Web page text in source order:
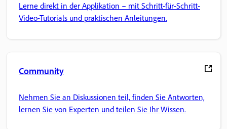
Lerne direkt in der Applikation – mit Schritt-für-Schritt-
Video-Tutorials und praktischen Anleitungen.
Community
Nehmen Sie an Diskussionen teil, finden Sie Antworten,
lernen Sie von Experten und teilen Sie Ihr Wissen.